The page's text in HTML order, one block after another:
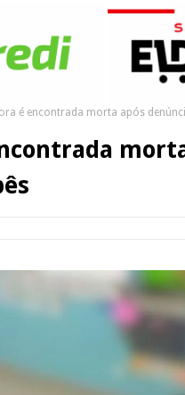
é encontrada morta após